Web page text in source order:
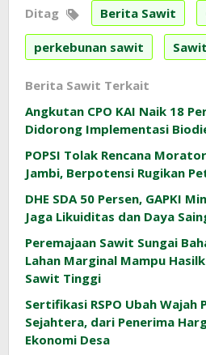
Ditag Berita Sawit
perkebunan sawit Sawit
Berita Sawit Terkait
Angkutan CPO KAI Naik 18
Didorong Implementasi
POPSI Tolak Rencana
Jambi, Berpotensi Rugikan
DHE SDA 50 Persen, GAPKI
Jaga Likuiditas dan Daya
Peremajaan Sawit Sungai
Lahan Marginal Mampu
Sawit Tinggi
Sertifikasi RSPO Ubah Wajah
Sejahtera, dari Penerima
Ekonomi Desa